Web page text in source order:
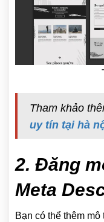
Tham khảo
uy tín tại hà
2. Đăng
Meta
Bạn có thể thêm